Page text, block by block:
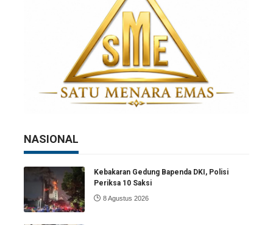
NASIONAL
Kebakaran Gedung Bapenda DKI, Polisi
Periksa 10 Saksi
8 Agustus 2026